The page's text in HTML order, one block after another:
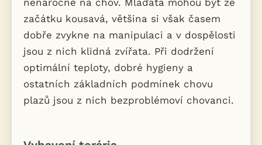
nenáročné na chov. Mláďata mohou být ze
začátku kousavá, většina si však časem
dobře zvykne na manipulaci a v dospělosti
jsou z nich klidná zvířata. Při dodržení
optimální teploty, dobré hygieny a
ostatních základních podmínek chovu
plazů jsou z nich bezproblémoví chovanci.